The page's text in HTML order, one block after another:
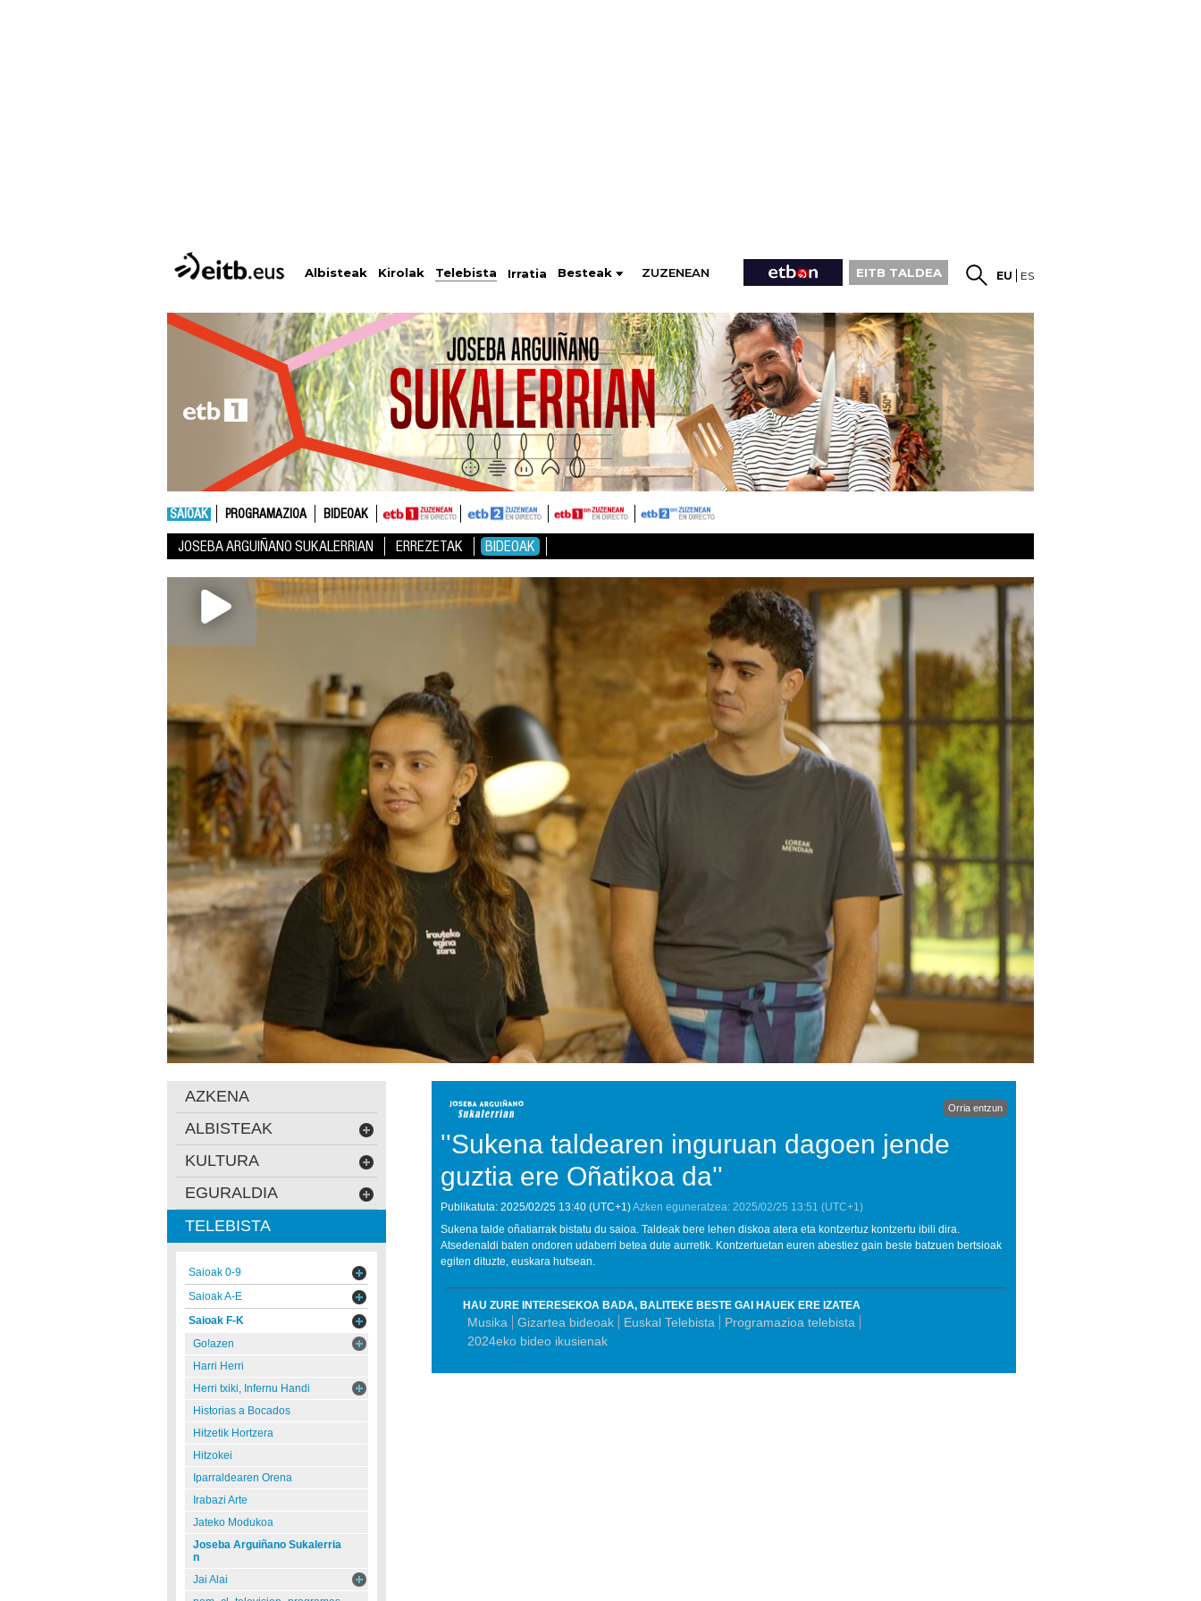
Albisteak Kirolak Telebista Irratia Besteak ZUZENEAN EITB TALDEA EU ES
SAIOAK PROGRAMAZIOA BIDEOAK
JOSEBA ARGUIÑANO SUKALERRIAN ERREZETAK BIDEOAK
Orria entzun
''Sukena taldearen inguruan dagoen jende
guztia ere Oñatikoa da''
Publikatuta: 2025/02/25 13:40 (UTC+1)Azken eguneratzea: 2025/02/25 13:51 (UTC+1)
Sukena talde oñatiarrak bistatu du saioa. Taldeak bere lehen diskoa atera eta kontzertuz kontzertu ibili dira.
Atsedenaldi baten ondoren udaberri betea dute aurretik. Kontzertuetan euren abestiez gain beste batzuen bertsioak
egiten dituzte, euskara hutsean.
HAU ZURE INTERESEKOA BADA, BALITEKE BESTE GAI HAUEK ERE IZATEA
Musika Gizartea bideoak Euskal Telebista
Programazioa telebista
2024eko bideo ikusienak
AZKENA
ALBISTEAK
KULTURA
EGURALDIA
TELEBISTA
Saioak 0-9
Saioak A-E
Saioak F-K
Go!azen
Harri Herri
Herri txiki, Infernu Handi
Historias a Bocados
Hitzetik Hortzera
Hitzokei
Iparraldearen Orena
Irabazi Arte
Jateko Modukoa
Joseba Arguiñano Sukalerria
n
Jai Alai